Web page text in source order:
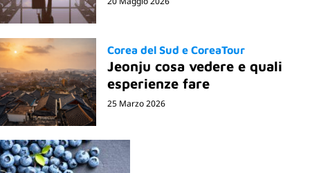
Corea del Sud e CoreaTour
Jeonju cosa vedere e quali
esperienze fare
25 Marzo 2026